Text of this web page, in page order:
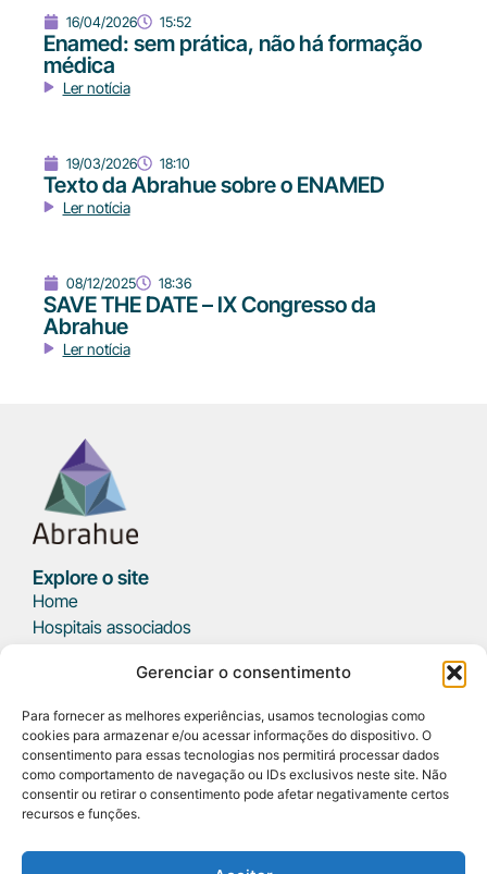
Gerenciar o consentimento
Para fornecer as melhores experiências, usamos tecnologias como
cookies para armazenar e/ou acessar informações do dispositivo. O
consentimento para essas tecnologias nos permitirá processar dados
como comportamento de navegação ou IDs exclusivos neste site. Não
consentir ou retirar o consentimento pode afetar negativamente certos
recursos e funções.
16/04/2026 15:52
Enamed: sem prática, não há formação
médica
Ler notícia
19/03/2026 18:10
Texto da Abrahue sobre o ENAMED
Ler notícia
08/12/2025 18:36
SAVE THE DATE – IX Congresso da
Abrahue
Ler notícia
Explore o site
Home
Hospitais associados
Podcast
Fale conosco
Sobre ABRAHUE
SRTVS, Qd 701, Conj. E, Edifício Palácio do Rádio I, Bl 3, 5°